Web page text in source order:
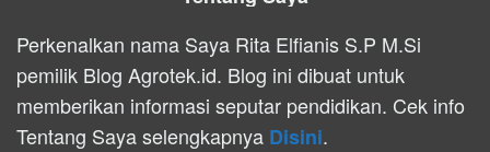
Perkenalkan nama Saya Rita Elfianis S.P M.Si
pemilik Blog Agrotek.id. Blog ini dibuat untuk
memberikan informasi seputar pendidikan. Cek info
Tentang Saya selengkapnya Disini.